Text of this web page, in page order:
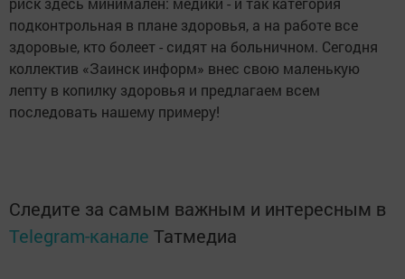
подконтрольная в плане здоровья, а на работе все
здоровые, кто болеет - сидят на больничном. Сегодня
коллектив «Заинск информ» внес свою маленькую
лепту в копилку здоровья и предлагаем всем
последовать нашему примеру!
Следите за самым важным и интересным в
Telegram-канале Татмедиа